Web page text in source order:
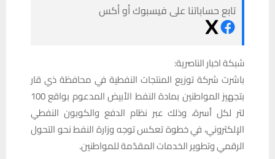
تابع حساباتنا على فيسبوك أو أكس
شبكة اخبار الناصرية:
باشرت شركة توزيع المنتجات النفطية في محافظة ذي قار
بتجهيز المواطنين بمادة النفط الأبيض المدعوم بواقع 100
لتر لكل أسرة، وذلك عبر نظام الدفع والكوبون النفطي
الإلكتروني، في خطوة تعكس توجه وزارة النفط نحو التحول
الرقمي وتطوير الخدمات المقدّمة للمواطنين.